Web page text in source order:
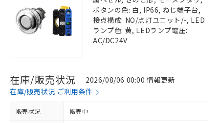
ボタンの色: 白, IP66, ねじ端子台,
接点構成: NO/点灯ユニット/-, LED
ランプ色: 黄, LEDランプ電圧:
AC/DC24V
在庫/販売状況
2026/08/06 00:00 情報更新
在庫/販売状況 ご利用条件
販売状況 販売中